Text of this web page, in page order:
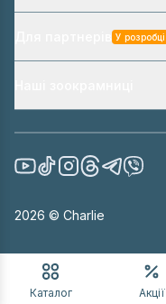
У розробці
2026 © Charlie
Каталог Акції